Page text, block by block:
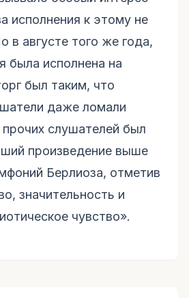
исполнения к этому не
в августе того же года,
была исполнена на
был таким, что
даже ломали
слушателей был
произведение выше
Берлиоза, отметив
значительность и
чувство».